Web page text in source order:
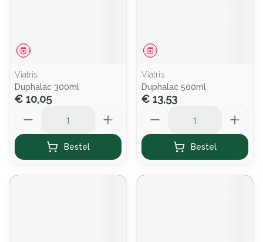
Geneesmiddel
Viatris
Duphalac 300ml
€ 10,05
Bestel
Geneesmiddel
Viatris
Duphalac 500ml
€ 13,53
Bestel